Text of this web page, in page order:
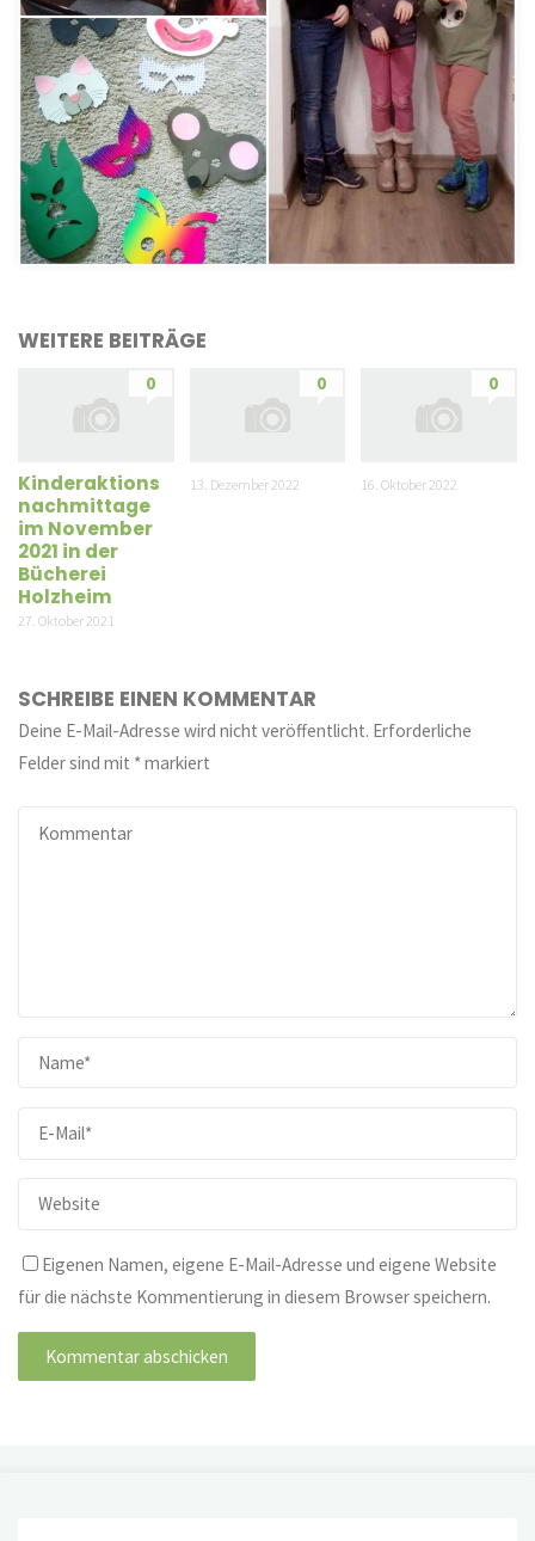
WEITERE BEITRÄGE
0
Kinderaktions
nachmittage
im November
2021 in der
Bücherei
Holzheim
27. Oktober 2021
0
13. Dezember 2022
0
16. Oktober 2022
SCHREIBE EINEN KOMMENTAR
Deine E-Mail-Adresse wird nicht veröffentlicht. Erforderliche
Felder sind mit *markiert
Eigenen Namen, eigene E-Mail-Adresse und eigene Website
für die nächste Kommentierung in diesem Browser speichern.